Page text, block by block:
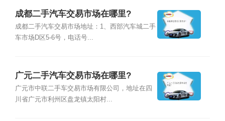
成都二手汽车交易市场在哪里?
成都二手汽车交易市场地址：1、西部汽车城二手
车市场D区5-6号，电话号...
广元二手汽车交易市场在哪里?
广元市中联二手车交易市场有限公司，地址在四
川省广元市利州区盘龙镇太阳村...